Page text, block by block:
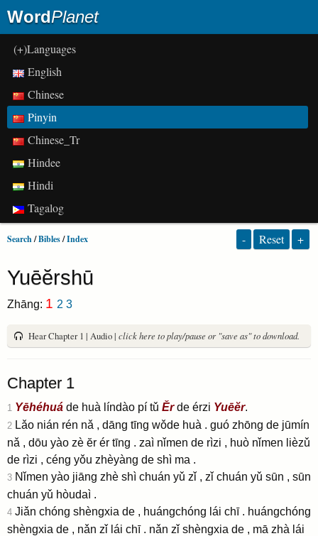
WordPlanet
(+)Languages
English
Chinese
Pinyin
Chinese_Tr
Hindee
Hindi
Tagalog
Search/Bibles/Index - Reset +
Yuēĕrshū
Zhāng: 1 2 3
Hear Chapter 1 | Audio | click here to play/pause or "save as" to download.
Chapter 1
1 Yēhéhuá de huà líndào pí tǔ Ěrde érzi Yuēĕr.
2 Lǎo nián rén nǎ , dāng tīng wǒde huà . guó zhōng de jūmín
nǎ , dōu yào zè ĕr ér tīng . zaì nǐmen de rìzi , huò nǐmen lièzǔ
de rìzi , céng yǒu zhèyàng de shì ma .
3 Nǐmen yào jiāng zhè shì chuán yǔ zǐ , zǐ chuán yǔ sūn , sūn
chuán yǔ hòudaì .
4 Jiǎn chóng shèngxia de , huángchóng lái chī . huángchóng
shèngxia de , nǎn zǐ lái chī . nǎn zǐ shèngxia de , mā zhà lái